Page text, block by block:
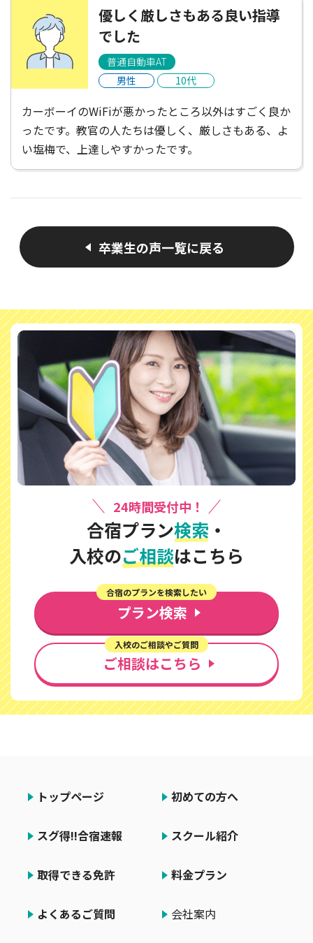
優しく厳しさもある良い指導
でした
普通自動車AT
男性
10代
カーボーイのWiFiが悪かったところ以外はすごく良か
ったです。教官の人たちは優しく、厳しさもある、よ
い塩梅で、上達しやすかったです。
卒業生の声一覧に戻る
24時間受付中！
合宿プラン検索 ・
入校のご相談はこちら
プラン検索
合宿のプランを検索したい
ご相談はこちら
入校のご相談やご質問
トップページ 初めての方へ
スグ得!!合宿速報 スクール紹介
取得できる免許 料金プラン
よくあるご質問 会社案内